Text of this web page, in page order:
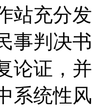
站充分
事判决
论证，
系统性